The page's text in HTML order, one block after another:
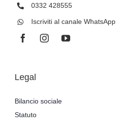
0332 428555
Iscriviti al canale WhatsApp
Legal
Bilancio sociale
Statuto